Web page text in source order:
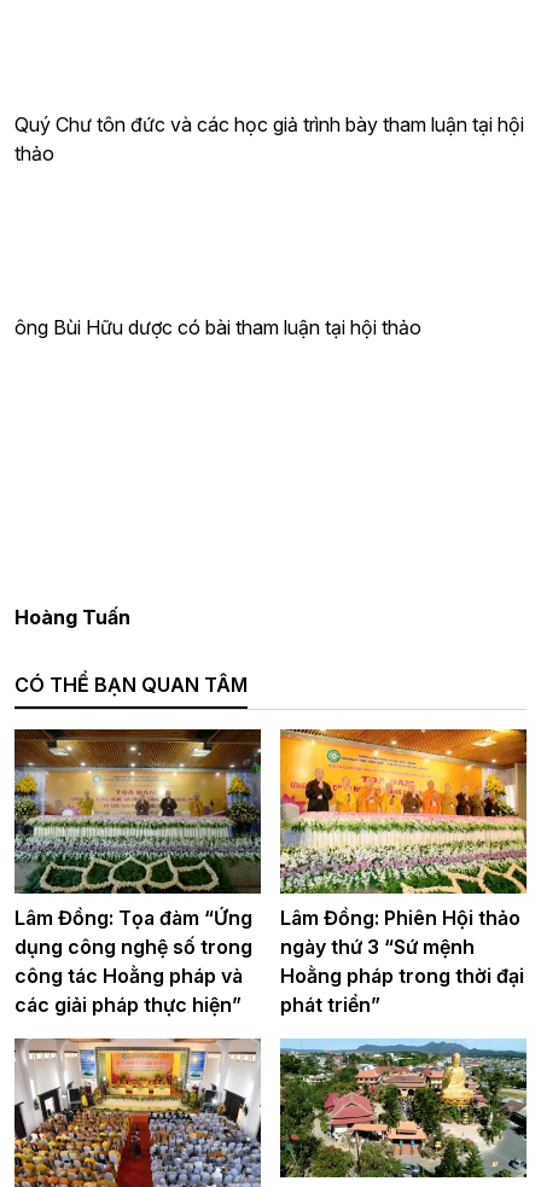
Quý Chư tôn đức và các học giả trình bày tham luận tại hội
thảo
ông Bùi Hữu dược có bài tham luận tại hội thảo
Hoàng Tuấn
CÓ THỂ BẠN QUAN TÂM
Lâm Đồng: Tọa đàm “Ứng
dụng công nghệ số trong
công tác Hoằng pháp và
các giải pháp thực hiện”
Lâm Đồng: Phiên Hội thảo
ngày thứ 3 “Sứ mệnh
Hoằng pháp trong thời đại
phát triển”